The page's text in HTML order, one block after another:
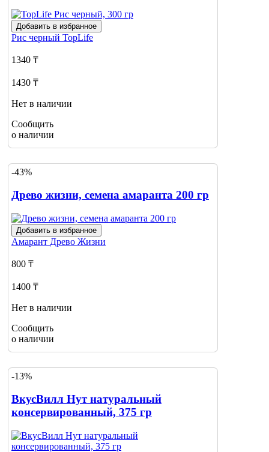
Добавить в избранное
Рис черный TopLife
1340 ₸
1430 ₸
Нет в наличии
Сообщить
о наличии
-43%
Древо жизни, семена амаранта 200 гр
Добавить в избранное
Амарант Древо Жизни
800 ₸
1400 ₸
Нет в наличии
Сообщить
о наличии
-13%
ВкусВилл Нут натуральный
консервированный, 375 гр